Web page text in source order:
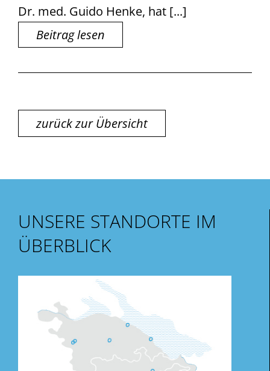
Dr. med. Guido Henke, hat [...]
Beitrag lesen
zurück zur Übersicht
UNSERE STANDORTE IM
ÜBERBLICK